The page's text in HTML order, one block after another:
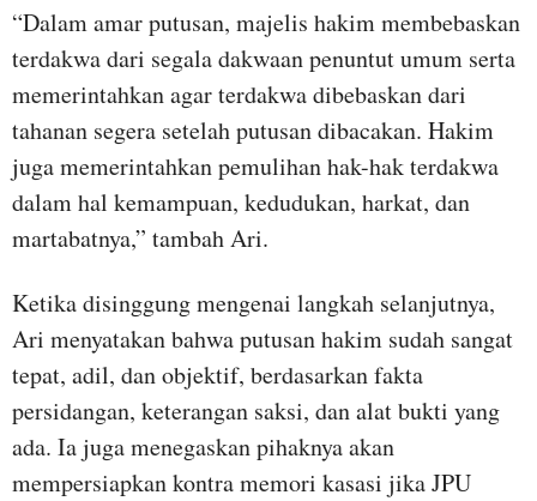
“Dalam amar putusan, majelis hakim membebaskan
terdakwa dari segala dakwaan penuntut umum serta
memerintahkan agar terdakwa dibebaskan dari
tahanan segera setelah putusan dibacakan. Hakim
juga memerintahkan pemulihan hak-hak terdakwa
dalam hal kemampuan, kedudukan, harkat, dan
martabatnya,” tambah Ari.
Ketika disinggung mengenai langkah selanjutnya,
Ari menyatakan bahwa putusan hakim sudah sangat
tepat, adil, dan objektif, berdasarkan fakta
persidangan, keterangan saksi, dan alat bukti yang
ada. Ia juga menegaskan pihaknya akan
mempersiapkan kontra memori kasasi jika JPU